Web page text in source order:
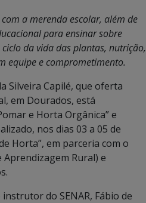
a merenda escolar, além de
para ensinar sobre
da vida das plantas, nutrição,
equipe e comprometimento.
Silveira Capilé, que oferta
em Dourados, está
e Horta Orgânica” e
nos dias 03 a 05 de
Horta”, em parceria com o
Aprendizagem Rural) e
do SENAR, Fábio de